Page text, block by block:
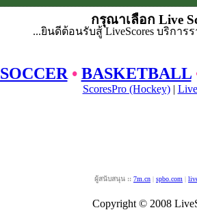
กรุณาเลือก Live
...ยินดีต้อนรับสู้ LiveScores บริกา
SOCCER • BASKETBALL
ScoresPro (Hockey)|
ผู้สนับสนุน :: 7m.cn | spbo.com |
Copyright © 2008